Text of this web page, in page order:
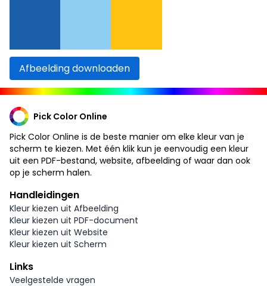
Afbeelding downloaden
Pick Color Online
Pick Color Online is de beste manier om elke kleur van je
scherm te kiezen. Met één klik kun je eenvoudig een kleur
uit een PDF-bestand, website, afbeelding of waar dan ook
op je scherm halen.
Handleidingen
Kleur kiezen uit Afbeelding
Kleur kiezen uit PDF-document
Kleur kiezen uit Website
Kleur kiezen uit Scherm
Links
Veelgestelde vragen